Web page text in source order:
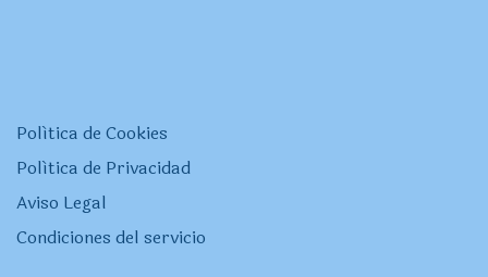
Política de Cookies
Política de Privacidad
Aviso Legal
Condiciones del servicio